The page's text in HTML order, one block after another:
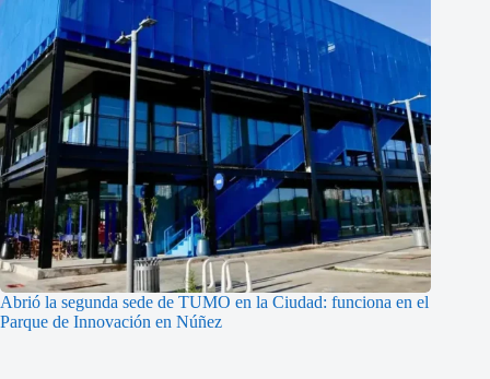
Abrió la segunda sede de TUMO en la Ciudad: funciona en el
Parque de Innovación en Núñez